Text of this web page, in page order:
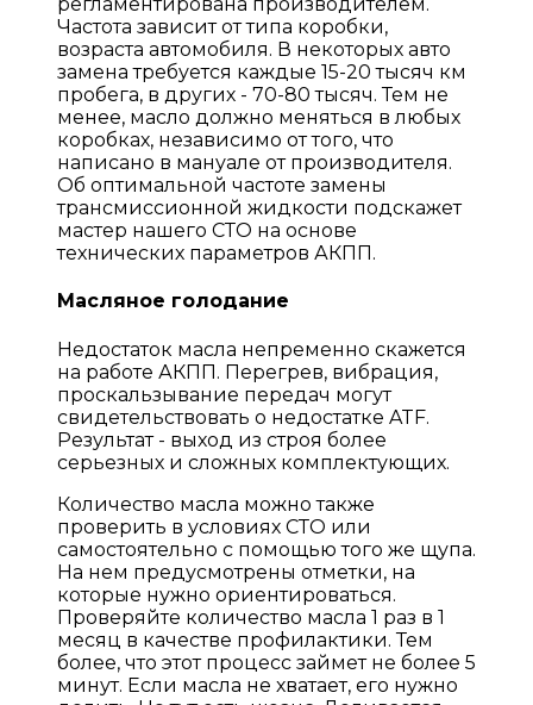
Частота зависит от типа коробки,
возраста автомобиля. В некоторых авто
замена требуется каждые 15-20 тысяч км
пробега, в других - 70-80 тысяч. Тем не
менее, масло должно меняться в любых
коробках, независимо от того, что
написано в мануале от производителя.
Об оптимальной частоте замены
трансмиссионной жидкости подскажет
мастер нашего СТО на основе
технических параметров АКПП.
Масляное голодание
Недостаток масла непременно скажется
на работе АКПП. Перегрев, вибрация,
проскальзывание передач могут
свидетельствовать о недостатке ATF.
Результат - выход из строя более
серьезных и сложных комплектующих.
Количество масла можно также
проверить в условиях СТО или
самостоятельно с помощью того же щупа.
На нем предусмотрены отметки, на
которые нужно ориентироваться.
Проверяйте количество масла 1 раз в 1
месяц в качестве профилактики. Тем
более, что этот процесс займет не более 5
минут. Если масла не хватает, его нужно